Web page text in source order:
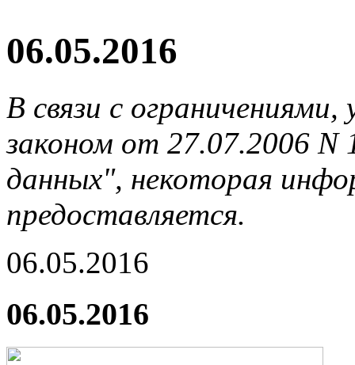
06.05.2016
В связи с
законом от 27.07.2006
данных", некоторая
предоставляется.
06.05.2016
06.05.2016